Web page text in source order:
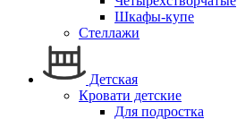
Шкафы-купе
Стеллажи
Детская
Кровати детские
Для подростка